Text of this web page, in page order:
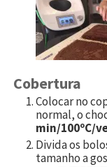
Cobertura
Colocar no
normal, o
min/100ºC/
Divida os
tamanho a